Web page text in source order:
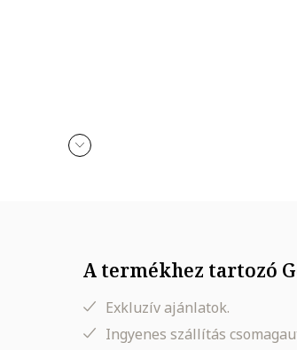
A termékhez tartozó
Exkluzív ajánlatok.
Ingyenes szállítás